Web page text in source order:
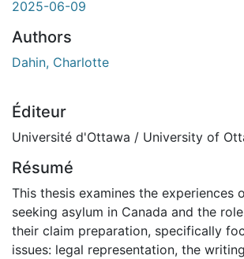
2025-06-09
Authors
Dahin, Charlotte
Éditeur
Université d'Ottawa / University of
Résumé
This thesis examines the experiences
seeking asylum in Canada and the
their claim preparation, specifically
issues: legal representation, the